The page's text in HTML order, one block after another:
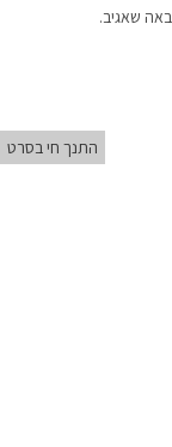
שאגיב.
התנך חי בסרט